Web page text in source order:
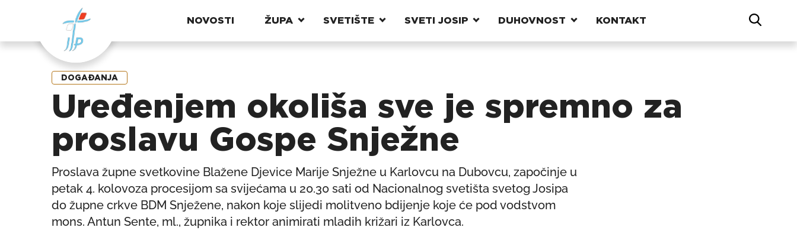
NOVOSTI ŽUPA SVETIŠTE SVETI JOSIP DUHOVNOST KONTAKT
DOGAĐANJA
Uređenjem okoliša sve je spremno za
proslavu Gospe Snježne
Proslava župne svetkovine Blažene Djevice Marije Snježne u Karlovcu na Dubovcu, započinje u
petak 4. kolovoza procesijom sa svijećama u 20.30 sati od Nacionalnog svetišta svetog Josipa
do župne crkve BDM Snježene, nakon koje slijedi molitveno bdijenje koje će pod vodstvom
mons. Antun Sente, ml., župnika i rektor animirati mladih križari iz Karlovca.